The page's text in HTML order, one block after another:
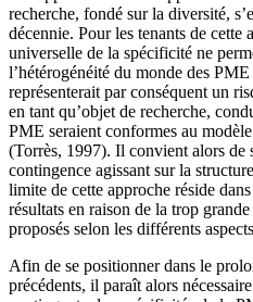
recherche, fondé sur la diversité,
décennie. Pour les tenants de cette
universelle de la spécificité ne
l’hétérogénéité du monde des
représenterait par conséquent un
en tant qu’objet de recherche,
PME seraient conformes au
(Torrès, 1997). Il convient alors de
contingence agissant sur la
limite de cette approche réside
résultats en raison de la trop
proposés selon les différents
Afin de se positionner dans le
précédents, il paraît alors